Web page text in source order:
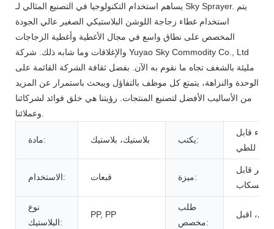
يساهم استخدام التكنولوجيا في التصنيع المثالي لـ Sky Sprayer. يتم
استخدام غطاء زجاجة اللوشن البلاستيكي الصغير عالي الجودة
المخصص على نطاق واسع في مجال الأغطية وأغطية الزجاجات
والإغلاقات وما شابه ذلك. شركة Yuyao Sky Commodity Co., Ltd
مليئة بالشغف تجاه ما نقوم به الآن. بفضل ثقافة الشركة القائمة على
الوحدة والنزاهة، يتمتع كل موظف بالتفاؤل ويبحث باستمرار عن المزيد
من الأساليب الأفضل لتصنيع المنتجات. رؤيتنا هي خلق فوائد لشركائنا
مادة: بلاستيك، بلاستيك يكتب:
غطاء قابل
للطي
الاستخدام: قبعات ميزة:
غير قابل
للانسكاب
نوع
البلاستيك:
PP, PP
طلب
مخصص:
اقبل، اقبل